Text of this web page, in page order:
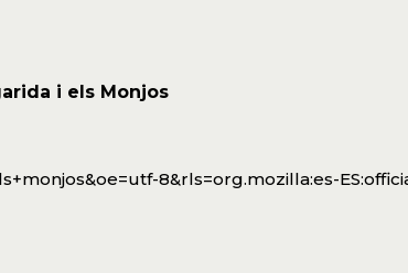
i els Monjos
8&rls=org.mozilla:es-